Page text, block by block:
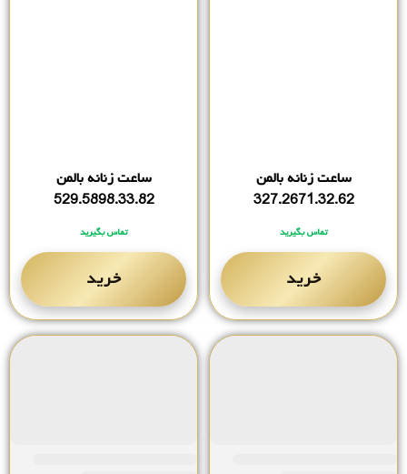
ساعت زنانه بالمن
327.2671.32.62
تماس بگیرید
خرید
ساعت زنانه بالمن
529.5898.33.82
تماس بگیرید
خرید